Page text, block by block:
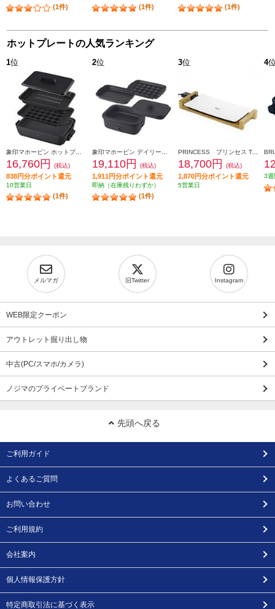
(1件) (1件) (1件)
ホットプレートの人気ランキング
1位
象印マホービン ホットプレート［ 3枚タイプ/深型穴あきプレート/深型平面プレート/たこ焼きプレート/ チャコール] EA-HA30-HZ
16,760円 (税込)
838円分ポイント還元
10営業日
(1件)
2位
19,110円 (税込)
1,911円分ポイント還元
即納（在庫残りわずか）
(1件)
3位
PRINCESS プリンセス Table Grill Pure(テーブル グリル ピュア)【セラミックコーティング/遠赤外線/ホワイト】 103030
18,700円 (税込)
1,870円分ポイント還元
5営業日
4
3週
メルマガ 旧Twitter Instagram
WEB限定クーポン
アウトレット掘り出し物
中古(PC/スマホ/カメラ)
ノジマのプライベートブランド
先頭へ戻る
ご利用ガイド
よくあるご質問
お問い合わせ
ご利用規約
会社案内
個人情報保護方針
特定商取引法に基づく表示